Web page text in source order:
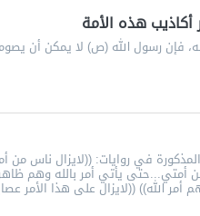
هذه الأمة
فإن رسول الله (ص) لا يمكن أن
في روايات: ((لايزال ناس من
أمتي...حتى يأتي أمر بالله وهم
الله)) ((لايزال على هذا الأمر